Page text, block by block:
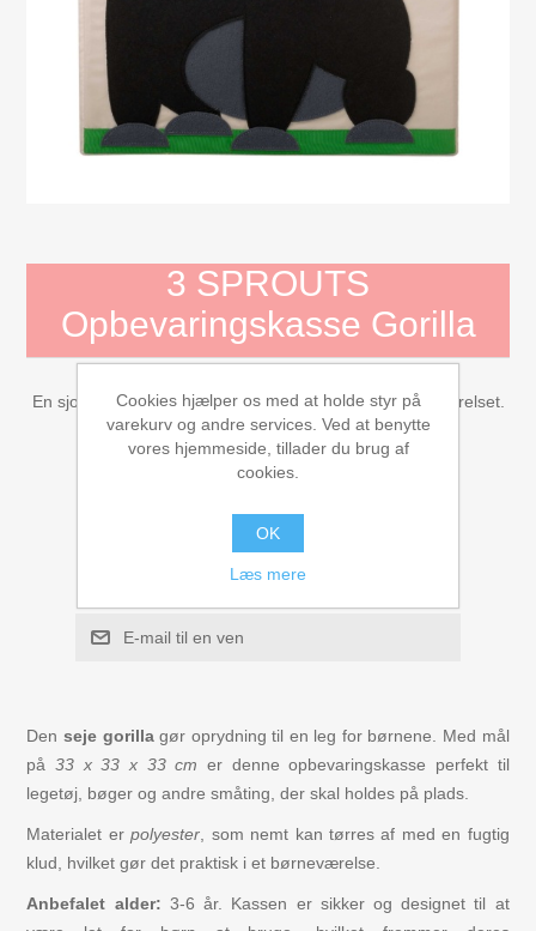
Børnesenge
Mojo Dyr
Diverse
Dukker og tilbehør
Figurer
Legemad / køkken
Leg og lær
3 SPROUTS
Opbevaringskasse Gorilla
En sjov opbevaringskasse med gorilladesign til børneværelset.
Leverandør: 3 SPROUTS
E-mail til en ven
Den seje gorillagør oprydning til en leg for børnene. Med mål
på33 x 33 x 33 cm er denne opbevaringskasse perfekt til
legetøj, bøger og andre småting, der skal holdes på plads.
Materialet erpolyester , som nemt kan tørres af med en fugtig
klud, hvilket gør det praktisk i et børneværelse.
Anbefalet alder: 3-6 år. Kassen er sikker og designet til at
Cookies hjælper os med at holde styr på
varekurv og andre services. Ved at benytte
vores hjemmeside, tillader du brug af
cookies.
OK
Læs mere